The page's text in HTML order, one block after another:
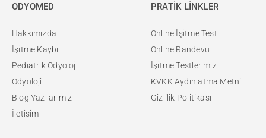
ODYOMED
Hakkımızda
İşitme Kaybı
Pediatrik Odyoloji
Odyoloji
Blog Yazılarımız
İletişim
PRATİK LİNKLER
Online İşitme Testi
Online Randevu
İşitme Testlerimiz
KVKK Aydınlatma Metni
Gizlilik Politikası